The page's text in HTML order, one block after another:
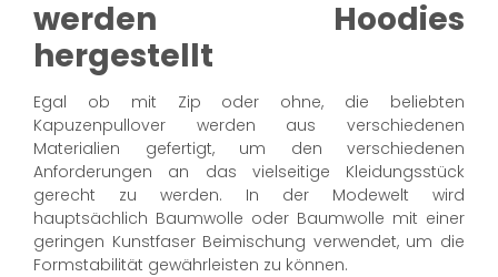
werden Hoodies
hergestellt
Egal ob mit Zip oder ohne, die beliebten
Kapuzenpullover werden aus verschiedenen
Materialien gefertigt, um den verschiedenen
Anforderungen an das vielseitige Kleidungsstück
gerecht zu werden. In der Modewelt wird
hauptsächlich Baumwolle oder Baumwolle mit einer
geringen Kunstfaser Beimischung verwendet, um die
Formstabilität gewährleisten zu können.